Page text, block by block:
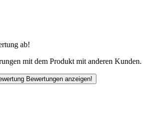
ab!
mit dem Produkt mit anderen Kunden.
Bewertungen anzeigen!